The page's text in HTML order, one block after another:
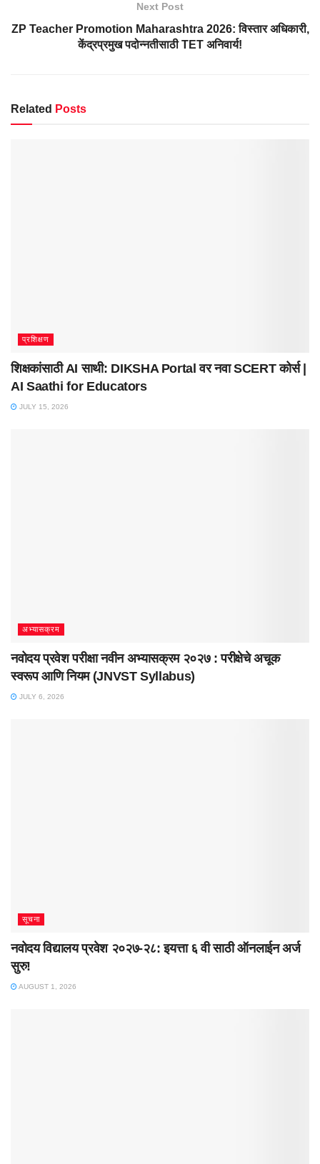
Next Post
ZP Teacher Promotion Maharashtra 2026: विस्तार अधिकारी,
केंद्रप्रमुख पदोन्नतीसाठी TET अनिवार्य!
Related Posts
प्रशिक्षण
शिक्षकांसाठी AI साथी: DIKSHA Portal वर नवा SCERT कोर्स |
AI Saathi for Educators
JULY 15, 2026
अभ्यासक्रम
नवोदय प्रवेश परीक्षा नवीन अभ्यासक्रम २०२७ : परीक्षेचे अचूक
स्वरूप आणि नियम (JNVST Syllabus)
JULY 6, 2026
सूचना
नवोदय विद्यालय प्रवेश २०२७-२८: इयत्ता ६ वी साठी ऑनलाईन अर्ज
सुरु!
AUGUST 1, 2026